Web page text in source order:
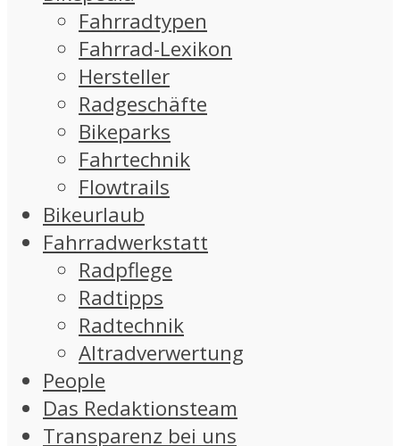
Fahrradtypen
Fahrrad-Lexikon
Hersteller
Radgeschäfte
Bikeparks
Fahrtechnik
Flowtrails
Bikeurlaub
Fahrradwerkstatt
Radpflege
Radtipps
Radtechnik
Altradverwertung
People
Das Redaktionsteam
Transparenz bei uns